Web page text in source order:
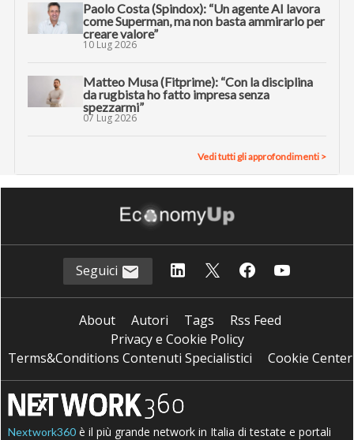
Paolo Costa (Spindox): “Un agente AI lavora
come Superman, ma non basta ammirarlo per
creare valore”
10 Lug 2026
Matteo Musa (Fitprime): “Con la disciplina
da rugbista ho fatto impresa senza
spezzarmi”
07 Lug 2026
Vedi tutti gli approfondimenti >
Seguici
About Autori Tags
Rss Feed
Privacy e Cookie Policy
Terms&Conditions Contenuti Specialistici
Cookie Center
Nextwork360 è il più grande network in Italia di testate e portali